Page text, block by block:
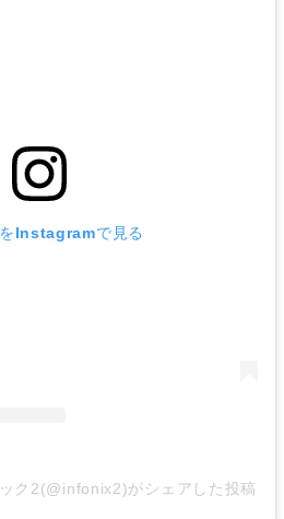
Instagramで見る
ク2(@infonix2)がシェアした投稿